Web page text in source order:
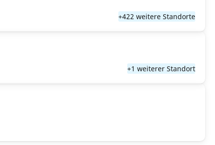
+422 weitere Standorte
+1 weiterer Standort